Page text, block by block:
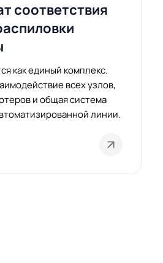
соответствия
как единый комплекс.
всех узлов,
и общая система
линии.